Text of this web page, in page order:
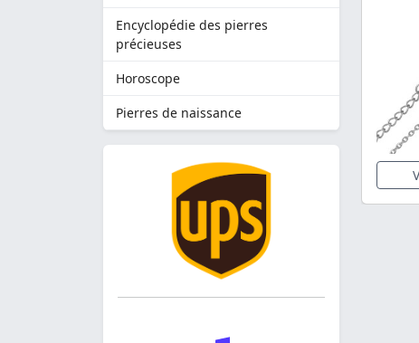
Encyclopédie des pierres
précieuses
Horoscope
Pierres de naissance